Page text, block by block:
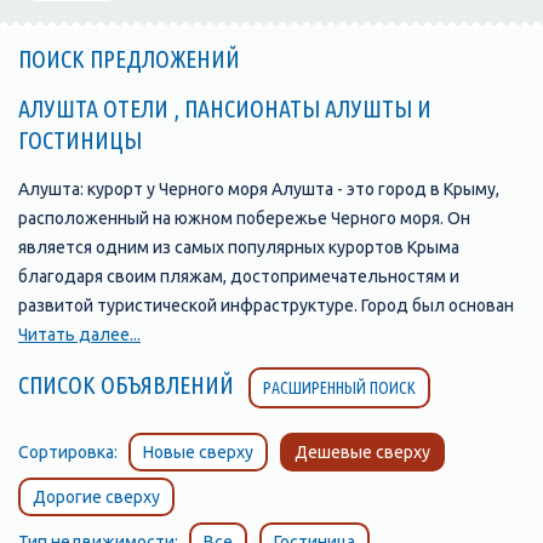
ПОИСК ПРЕДЛОЖЕНИЙ
АЛУШТА ОТЕЛИ , ПАНСИОНАТЫ АЛУШТЫ И
ГОСТИНИЦЫ
Алушта: курорт у Черного моря Алушта - это город в Крыму,
расположенный на южном побережье Черного моря. Он
является одним из самых популярных курортов Крыма
благодаря своим пляжам, достопримечательностям и
развитой туристической инфраструктуре. Город был основан
в 1837 году и с тех пор стал одним из главных туристических
центров Крыма. В Алуште находится множество отелей,
пансионатов, санаториев и гостевых домов, которые
широкий выбор услуг. Одной из главных
достопримечательностей Алушты является ее набережная,
которая протянулась на несколько километров вдоль моря и
является прекрасным местом для прогулок и отдыха. Здесь
Читать далее...
СПИСОК ОБЪЯВЛЕНИЙ РАСШИРЕННЫЙ ПОИСК
Сортировка: Новые сверху Дешевые сверху
Дорогие сверху